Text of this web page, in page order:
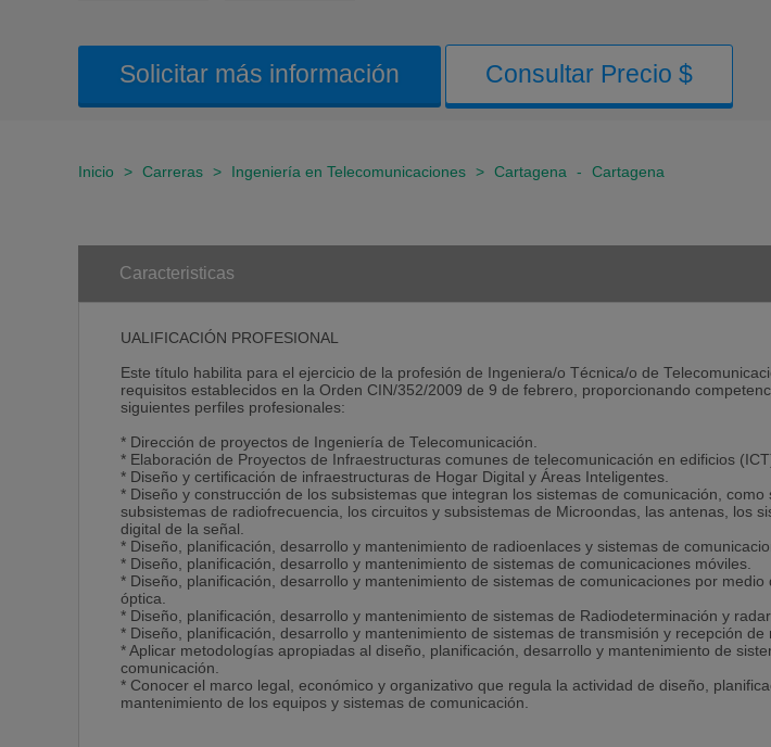
Solicitar más información Consultar Precio $
Inicio > Carreras > Ingeniería en Telecomunicaciones > Cartagena - Cartagena
Caracteristicas
UALIFICACIÓN PROFESIONAL
Este título habilita para el ejercicio de la profesión de Ingeniera/o Técnica/o de
requisitos establecidos en la Orden CIN/352/2009 de 9 de febrero, proporcionando
siguientes perfiles profesionales:
* Dirección de proyectos de Ingeniería de Telecomunicación.
* Elaboración de Proyectos de Infraestructuras comunes de telecomunicación en edificios
* Diseño y certificación de infraestructuras de Hogar Digital y Áreas Inteligentes.
* Diseño y construcción de los subsistemas que integran los sistemas de comunicación, como
subsistemas de radiofrecuencia, los circuitos y subsistemas de Microondas, las antenas, los
digital de la señal.
* Diseño, planificación, desarrollo y mantenimiento de radioenlaces y sistemas de
* Diseño, planificación, desarrollo y mantenimiento de sistemas de comunicaciones móviles.
* Diseño, planificación, desarrollo y mantenimiento de sistemas de comunicaciones por
óptica.
* Diseño, planificación, desarrollo y mantenimiento de sistemas de Radiodeterminación y
* Diseño, planificación, desarrollo y mantenimiento de sistemas de transmisión y recepción de
* Aplicar metodologías apropiadas al diseño, planificación, desarrollo y mantenimiento de
comunicación.
* Conocer el marco legal, económico y organizativo que regula la actividad de diseño,
mantenimiento de los equipos y sistemas de comunicación.